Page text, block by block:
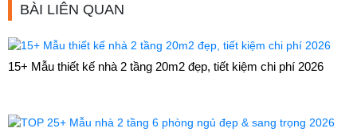
BÀI LIÊN QUAN
15+ Mẫu thiết kế nhà 2 tầng 20m2 đẹp, tiết kiệm chi phí 2026